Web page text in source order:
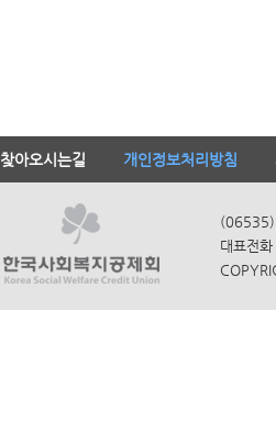
찾아오시는길 개인정보처리방침
(06535)
대표전